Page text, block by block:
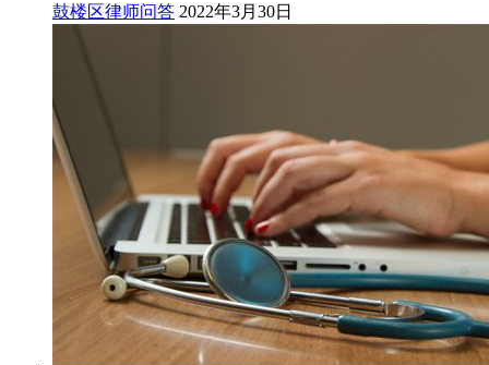
鼓楼区律师问答 2022年3月30日